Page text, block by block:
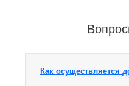
Как осуществляется